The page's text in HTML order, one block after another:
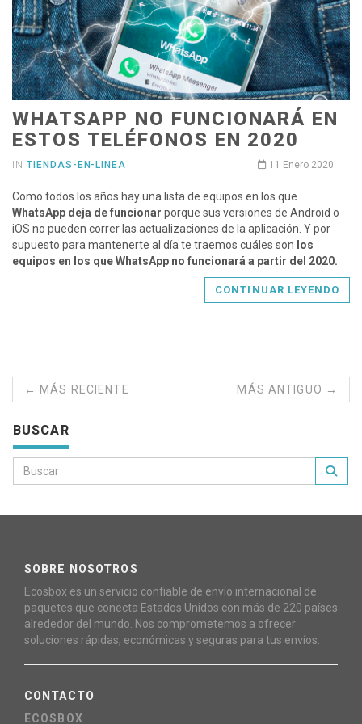
WHATSAPP NO FUNCIONARÁ EN
ESTOS TELÉFONOS EN 2020
IN TIENDAS-EN-LINEA 11 Enero 2020
Como todos los años hay una lista de equipos en los que
WhatsApp deja de funcionar porque sus versiones de Android o
iOS no pueden correr las actualizaciones de la aplicación. Y por
supuesto para mantenerte al día te traemos cuáles son los
equipos en los que WhatsApp no funcionará a partir del 2020.
CONTINUAR LEYENDO
← MÁS RECIENTE MÁS ANTIGUO →
BUSCAR
SOBRE NOSOTROS
Ecosbox es un servicio confiable de envío internacional de
paquetes que conecta Estados Unidos con más de 220 países
alrededor del mundo. Nos comprometemos a ofrecer
soluciones rápidas, económicas y seguras para tus envíos.
CONTACTO
ECOSBOX